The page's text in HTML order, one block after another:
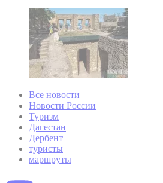
Все новости
Новости России
Туризм
Дагестан
Дербент
туристы
маршруты